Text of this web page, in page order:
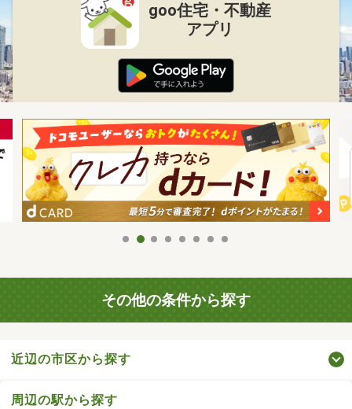
goo住宅・不動産
アプリ
その他の条件から探す
近辺の市区から探す
周辺の駅から探す